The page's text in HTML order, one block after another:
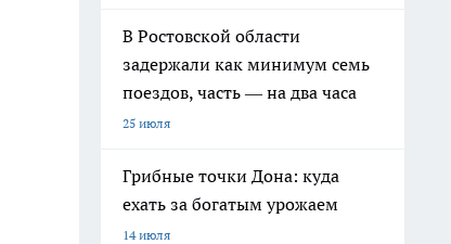
В Ростовской области
задержали как минимум семь
поездов, часть — на два часа
25 июля
Грибные точки Дона: куда
ехать за богатым урожаем
14 июля